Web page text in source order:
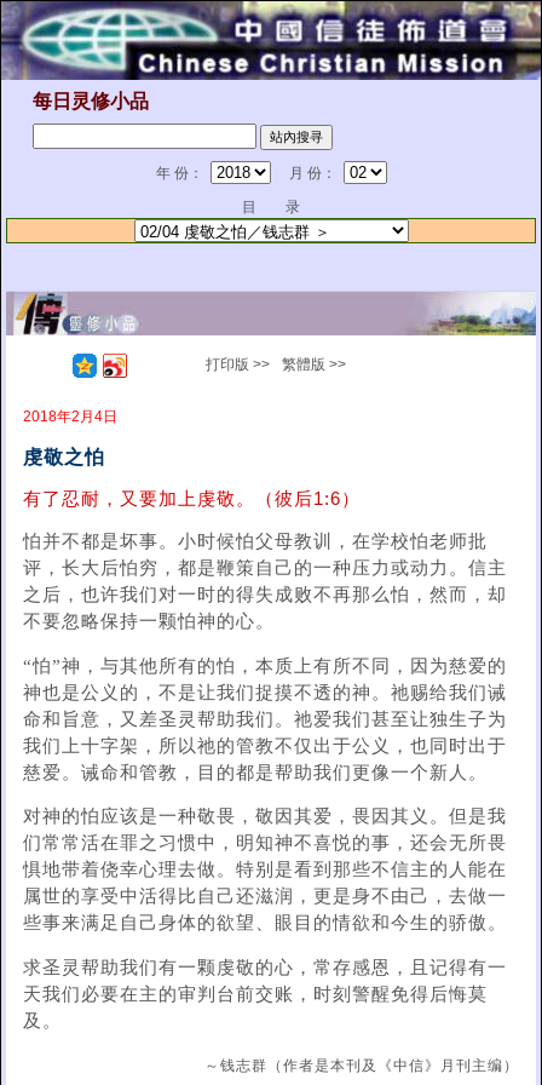
每日灵修小品
年 份：
月 份：
目 录
打印版 >> 繁體版 >>
2018年2月4日
虔敬之怕
有了忍耐，又要加上虔敬。（彼后1:6）
怕并不都是坏事。小时候怕父母教训，在学校怕老师批
评，长大后怕穷，都是鞭策自己的一种压力或动力。信主
之后，也许我们对一时的得失成败不再那么怕，然而，却
不要忽略保持一颗怕神的心。
“怕”神，与其他所有的怕，本质上有所不同，因为慈爱的
神也是公义的，不是让我们捉摸不透的神。祂赐给我们诫
命和旨意，又差圣灵帮助我们。祂爱我们甚至让独生子为
我们上十字架，所以祂的管教不仅出于公义，也同时出于
慈爱。诫命和管教，目的都是帮助我们更像一个新人。
对神的怕应该是一种敬畏，敬因其爱，畏因其义。但是我
们常常活在罪之习惯中，明知神不喜悦的事，还会无所畏
惧地带着侥幸心理去做。特别是看到那些不信主的人能在
属世的享受中活得比自己还滋润，更是身不由己，去做一
些事来满足自己身体的欲望、眼目的情欲和今生的骄傲。
求圣灵帮助我们有一颗虔敬的心，常存感恩，且记得有一
天我们必要在主的审判台前交账，时刻警醒免得后悔莫
及。
～钱志群（作者是本刊及《中信》月刊主编）